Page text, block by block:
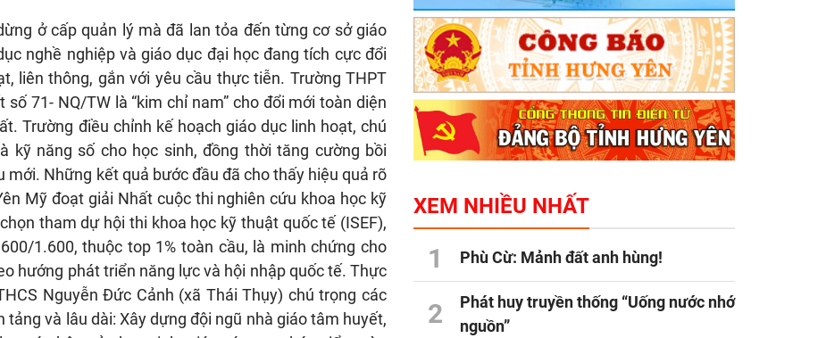
ở cấp quản lý mà đã lan tỏa đến từng cơ sở giáo
nghề nghiệp và giáo dục đại học đang tích cực đổi
liên thông, gắn với yêu cầu thực tiễn. Trường THPT
71- NQ/TW là “kim chỉ nam” cho đổi mới toàn diện
Trường điều chỉnh kế hoạch giáo dục linh hoạt, chú
kỹ năng số cho học sinh, đồng thời tăng cường bồi
mới. Những kết quả bước đầu đã cho thấy hiệu quả rõ
Mỹ đoạt giải Nhất cuộc thi nghiên cứu khoa học kỹ
tham dự hội thi khoa học kỹ thuật quốc tế (ISEF),
1.600, thuộc top 1% toàn cầu, là minh chứng cho
hướng phát triển năng lực và hội nhập quốc tế. Thực
Nguyễn Đức Cảnh (xã Thái Thụy) chú trọng các
và lâu dài: Xây dựng đội ngũ nhà giáo tâm huyết,
XEM NHIỀU NHẤT
1 Phù Cừ: Mảnh đất anh hùng!
2
Phát huy truyền thống “Uống nước nhớ
nguồn”